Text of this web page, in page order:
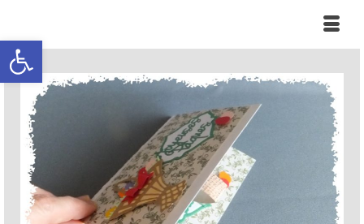
Ouvrir la barre d’outils